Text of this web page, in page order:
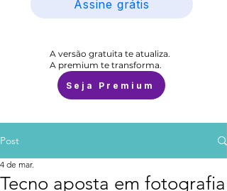
Assine grátis
A versão gratuita te atualiza.
A premium te transforma.
Seja Premium
Post
Tecno aposta em fotografia
4 de mar.